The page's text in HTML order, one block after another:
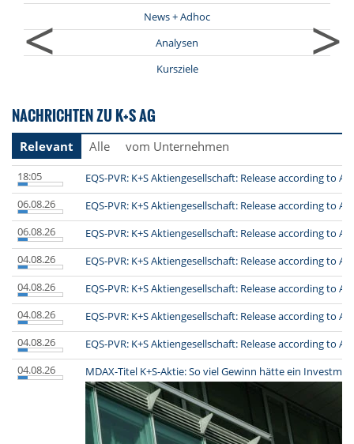
<
News + Adhoc
Analysen
Kursziele
>
NACHRICHTEN ZU K+S AG
Relevant Alle vom Unternehmen
18:05
EQS-PVR: K+S Aktiengesellschaft: Release according
06.08.26
EQS-PVR: K+S Aktiengesellschaft: Release according
06.08.26
EQS-PVR: K+S Aktiengesellschaft: Release according
04.08.26
EQS-PVR: K+S Aktiengesellschaft: Release according
04.08.26
EQS-PVR: K+S Aktiengesellschaft: Release according
04.08.26
EQS-PVR: K+S Aktiengesellschaft: Release according
04.08.26
EQS-PVR: K+S Aktiengesellschaft: Release according
04.08.26
MDAX-Titel K+S-Aktie: So viel Gewinn hätte ein